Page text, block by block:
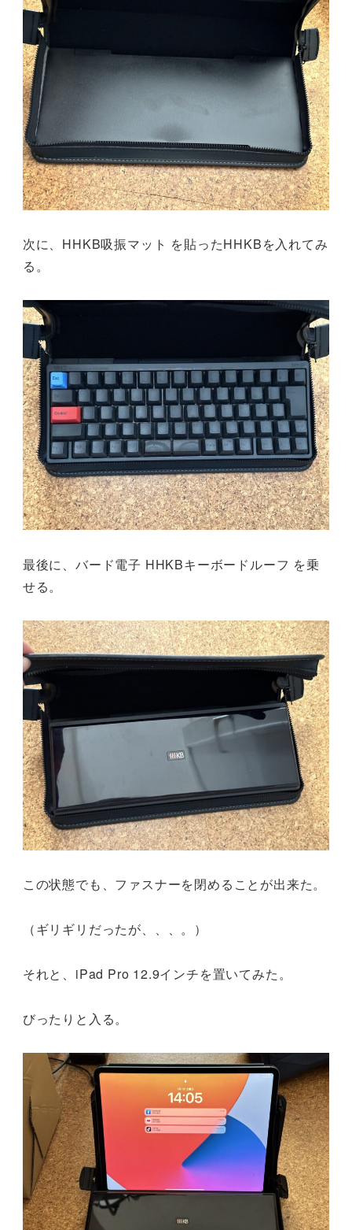
次に、HHKB吸振マット を貼ったHHKBを入れてみ
る。
最後に、バード電子 HHKBキーボードルーフ を乗
せる。
この状態でも、ファスナーを閉めることが出来た。
（ギリギリだったが、、、。）
それと、iPad Pro 12.9インチを置いてみた。
びったりと入る。